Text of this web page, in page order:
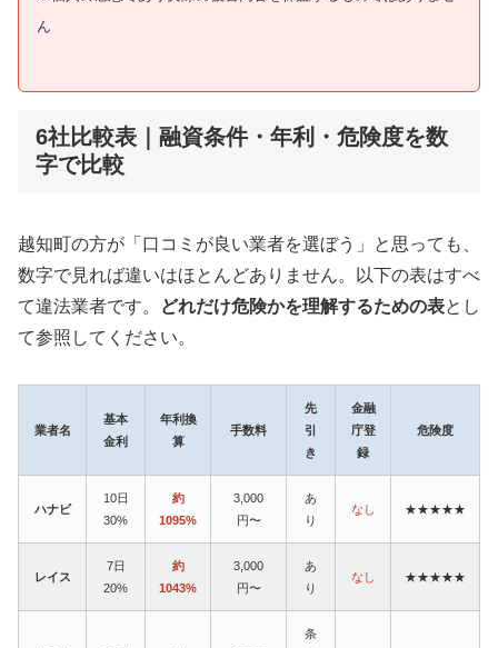
ん
6社比較表｜融資条件・年利・危険度を数
字で比較
越知町の方が「口コミが良い業者を選ぼう」と思っても、
数字で見れば違いはほとんどありません。以下の表はすべ
て違法業者です。
どれだけ危険かを理解するための表とし
て参照してください。
業者名
基本
金利
年利換
算
手数料
先
引
き
金融
庁登
録
危険度
ハナビ
10日
30%
約
1095%
3,000
円〜
あ
り
なし ★★★★★
レイス
7日
20%
約
1043%
3,000
円〜
あ
り
なし ★★★★★
条